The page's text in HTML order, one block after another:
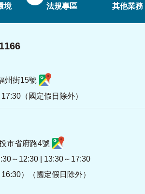
境 法規專區 其他業務
州街15號
（國定假日除外）
市省府路4號
～12:30 | 13:30～17:30
）（國定假日除外）